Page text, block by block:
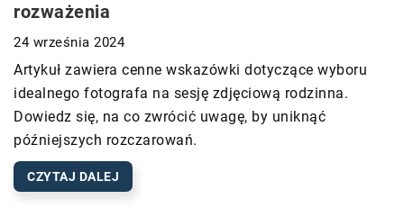
rozważenia
24 września 2024
Artykuł zawiera cenne wskazówki dotyczące wyboru
idealnego fotografa na sesję zdjęciową rodzinna.
Dowiedz się, na co zwrócić uwagę, by uniknąć
późniejszych rozczarowań.
CZYTAJ DALEJ